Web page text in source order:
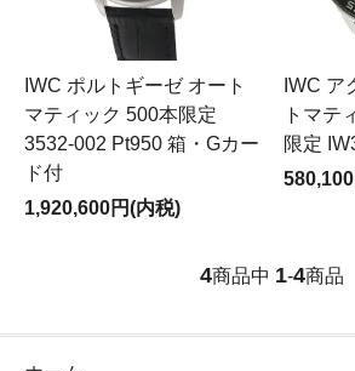
IWC ポルトギーゼ オート
マティック 500本限定
3532-002 Pt950 箱・Gカー
ド付
1,920,600円(内税)
IWC ア
トマテ
限定
4商品中 1-4商品